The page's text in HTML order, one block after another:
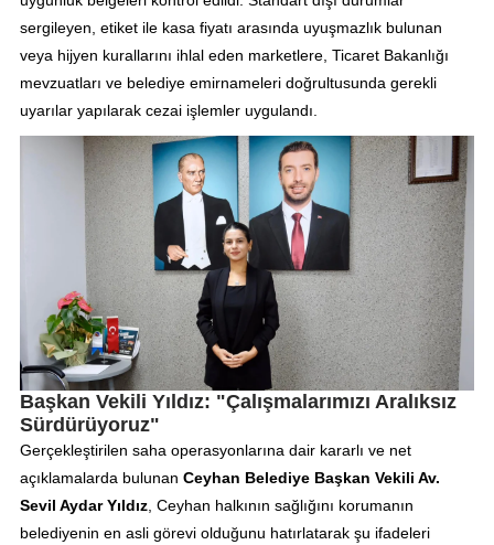
sergileyen, etiket ile kasa fiyatı arasında uyuşmazlık bulunan
veya hijyen kurallarını ihlal eden marketlere, Ticaret Bakanlığı
mevzuatları ve belediye emirnameleri doğrultusunda gerekli
uyarılar yapılarak cezai işlemler uygulandı.
Başkan Vekili Yıldız: "Çalışmalarımızı Aralıksız
Sürdürüyoruz"
Gerçekleştirilen saha operasyonlarına dair kararlı ve net
açıklamalarda bulunan Ceyhan Belediye Başkan Vekili Av.
Sevil Aydar Yıldız, Ceyhan halkının sağlığını korumanın
belediyenin en asli görevi olduğunu hatırlatarak şu ifadeleri